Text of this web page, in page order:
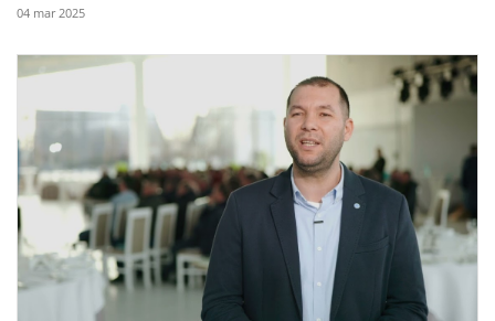
04 mar 2025